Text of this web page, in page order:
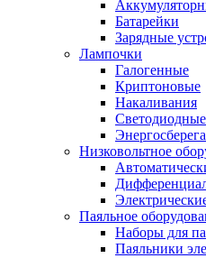
Батарейки
Зарядные
Лампочки
Галогенные
Криптоновые
Накаливания
Светодиодные
Низковольтное
Паяльное
Наборы для
Паяльники